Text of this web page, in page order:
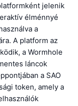
jelenik
élménnyé
a
A platform az
a Wormhole
láncok
a SAO
token, amely a